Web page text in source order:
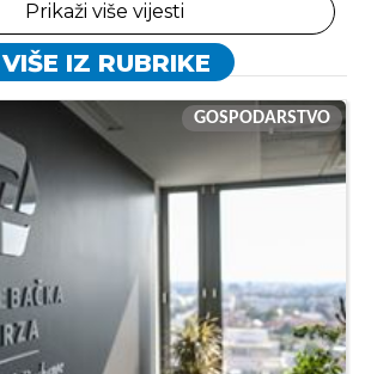
Prikaži više vijesti
VIŠE IZ RUBRIKE
GOSPODARSTVO